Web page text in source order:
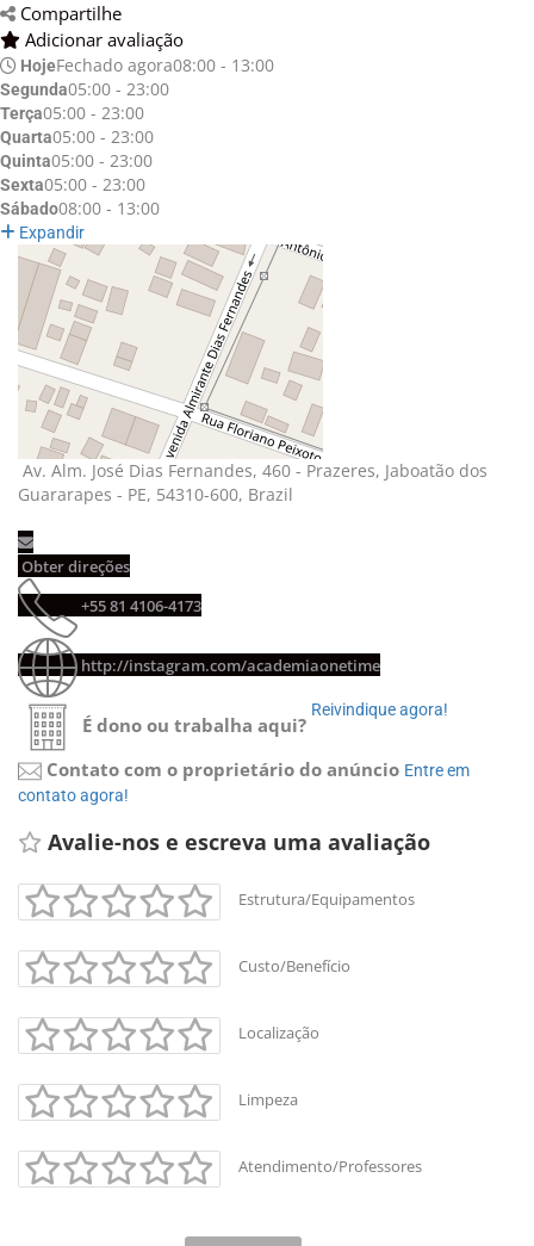
Compartilhe
Adicionar avaliação
HojeFechado agora08:00 - 13:00
Segunda05:00 - 23:00
Terça05:00 - 23:00
Quarta05:00 - 23:00
Quinta05:00 - 23:00
Sexta05:00 - 23:00
Sábado08:00 - 13:00
Expandir
Av. Alm. José Dias Fernandes, 460 - Prazeres, Jaboatão dos
Guararapes - PE, 54310-600, Brazil
Obter direções
+55 81 4106-4173
http://instagram.com/academiaonetime
É dono ou trabalha aqui?
Reivindique agora!
Contato com o proprietário do anúncio Entre em
contato agora!
Avalie-nos e escreva uma avaliação
Estrutura/Equipamentos
Custo/Benefício
Localização
Limpeza
Atendimento/Professores